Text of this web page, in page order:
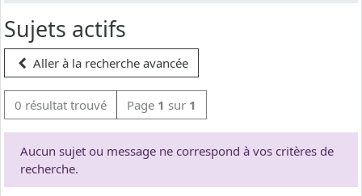
Sujets actifs
Aller à la recherche avancée
0 résultat trouvé Page 1 sur 1
Aucun sujet ou message ne correspond à vos critères de
recherche.